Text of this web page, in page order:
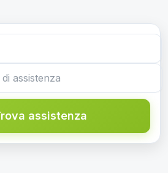
assistenza